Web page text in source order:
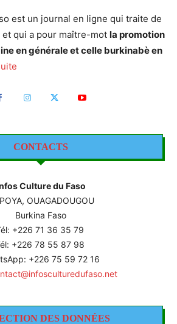
est un journal en ligne qui traite de
et qui a pour maître-mot la promotion
en générale et celle burkinabè en
CONTACTS
Culture du Faso
OUAGADOUGOU
Burkina Faso
+226 71 36 35 79
+226 78 55 87 98
+226 75 59 72 16
DES DONNÉES